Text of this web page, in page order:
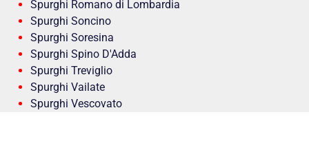
Spurghi Romano di Lombardia
Spurghi Soncino
Spurghi Soresina
Spurghi Spino D'Adda
Spurghi Treviglio
Spurghi Vailate
Spurghi Vescovato